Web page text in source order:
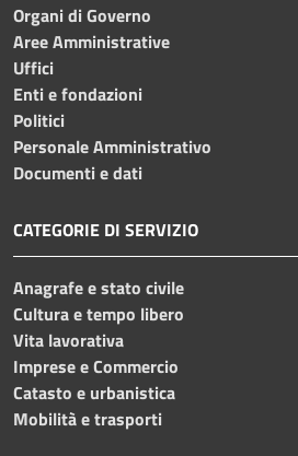
Organi di Governo
Aree Amministrative
Uffici
Enti e fondazioni
Politici
Personale Amministrativo
Documenti e dati
CATEGORIE DI SERVIZIO
Anagrafe e stato civile
Cultura e tempo libero
Vita lavorativa
Imprese e Commercio
Catasto e urbanistica
Mobilità e trasporti